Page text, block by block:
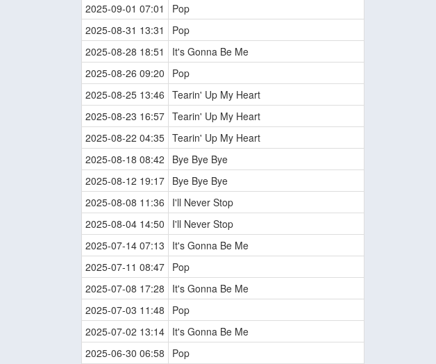
2025-09-01 07:01
Pop
2025-08-31 13:31
Pop
2025-08-28 18:51
It's Gonna Be Me
2025-08-26 09:20
Pop
2025-08-25 13:46
Tearin' Up My Heart
2025-08-23 16:57 Tearin' Up My Heart
2025-08-22 04:35 Tearin' Up My Heart
2025-08-18 08:42
Bye Bye Bye
2025-08-12 19:17 Bye Bye Bye
2025-08-08 11:36
I'll Never Stop
2025-08-04 14:50
I'll Never Stop
2025-07-14 07:13
It's Gonna Be Me
2025-07-11 08:47 Pop
2025-07-08 17:28
It's Gonna Be Me
2025-07-03 11:48
Pop
2025-07-02 13:14 It's Gonna Be Me
2025-06-30 06:58
Pop